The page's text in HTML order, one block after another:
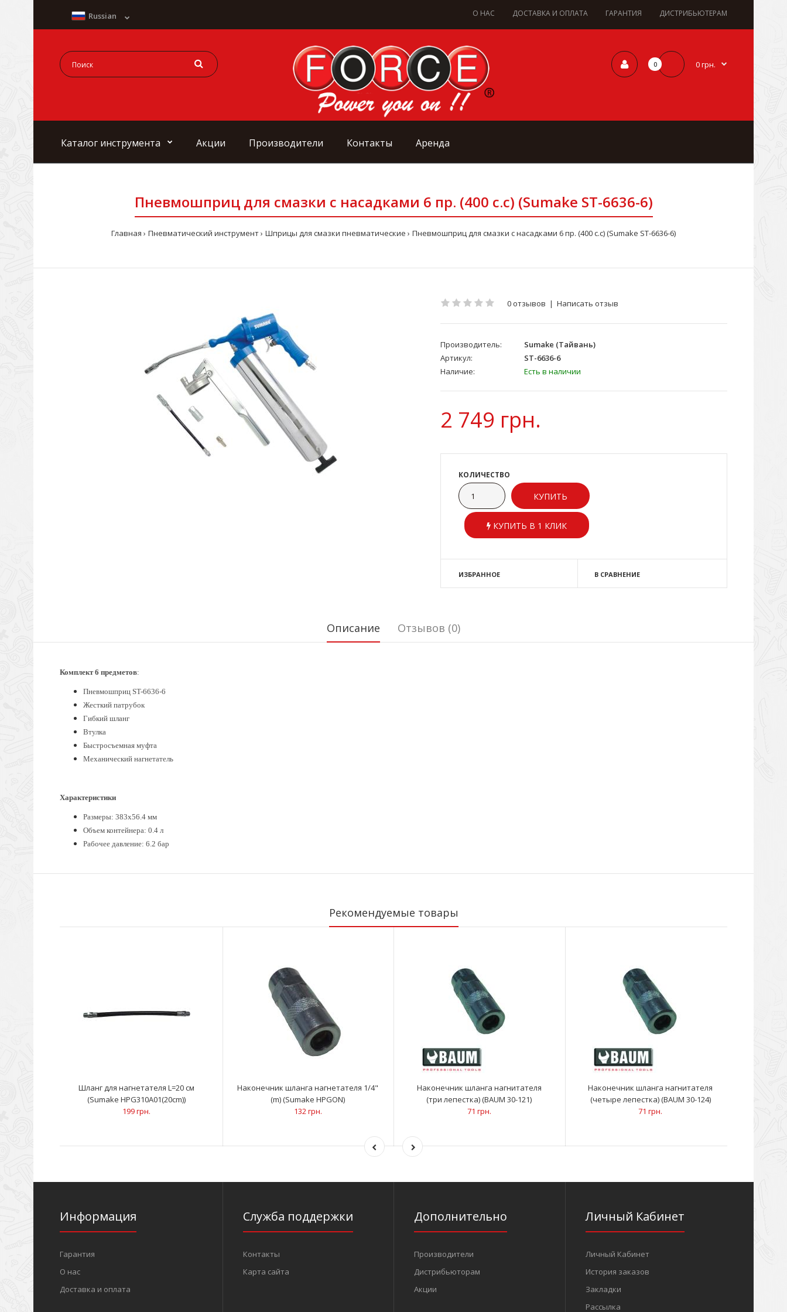
О НАС ДОСТАВКА И ОПЛАТА ГАРАНТИЯ ДИСТРИБЬЮТЕРАМ
Russian
0 0 грн.
Каталог инструмента Акции Производители Контакты Аренда
Пневмошприц для смазки с насадками 6 пр. (400 с.с) (Sumake ST-6636-6)
Главная Пневматический инструмент Шприцы для смазки пневматические Пневмошприц для смазки с насадками 6 пр. (400 с.с) (Sumake ST-6636-6)
0 отзывов | Написать отзыв
Производитель:
Sumake (Тайвань)
Артикул:
ST-6636-6
Наличие:
Есть в наличии
2 749 грн.
КОЛИЧЕСТВО
КУПИТЬ В 1 КЛИК
ИЗБРАННОЕ В СРАВНЕНИЕ
Описание Отзывов (0)
Комплект 6 предметов:
Пневмошприц ST-6636-6
Жесткий патрубок
Гибкий шланг
Втулка
Быстросъемная муфта
Механический нагнетатель
Характеристики
Размеры: 383x56.4 мм
Объем контейнера: 0.4 л
Рабочее давление: 6.2 бар
Рекомендуемые товары
Шланг для нагнетателя L=20 cм
(Sumake HPG310A01(20cm))
199 грн.
Наконечник шланга нагнетателя 1/4"
(m) (Sumake HPGON)
132 грн.
Наконечник шланга нагнитателя
(три лепестка) (BAUM 30-121)
71 грн.
Наконечник шланга нагнитателя
(четыре лепестка) (BAUM 30-124)
71 грн.
Информация
Гарантия
О нас
Доставка и оплата
Служба поддержки
Контакты
Карта сайта
Дополнительно
Производители
Дистрибьюторам
Акции
Личный Кабинет
Личный Кабинет
История заказов
Закладки
Рассылка